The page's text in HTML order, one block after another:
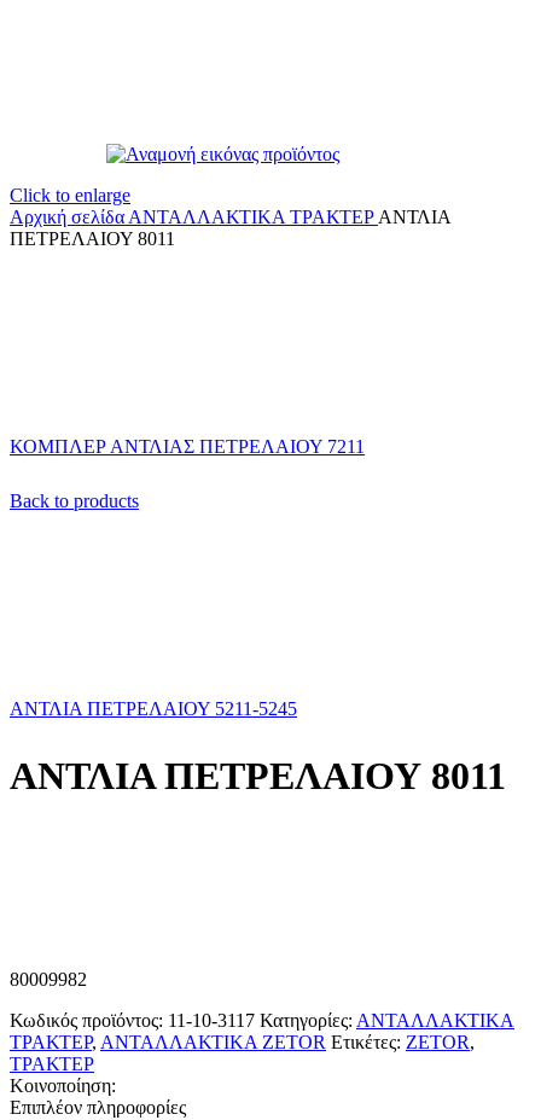
Click to enlarge
Αρχική σελίδα ΑΝΤΑΛΛΑΚΤΙΚΑ ΤΡΑΚΤΕΡ ΑΝΤΛΙΑ
ΠΕΤΡΕΛΑΙΟΥ 8011
ΚΟΜΠΛΕΡ ΑΝΤΛΙΑΣ ΠΕΤΡΕΛΑΙΟΥ 7211
Back to products
ΑΝΤΛΙΑ ΠΕΤΡΕΛΑΙΟΥ 5211-5245
ΑΝΤΛΙΑ ΠΕΤΡΕΛΑΙΟΥ 8011
80009982
Κωδικός προϊόντος: 11-10-3117 Κατηγορίες: ΑΝΤΑΛΛΑΚΤΙΚΑ
ΤΡΑΚΤΕΡ, ΑΝΤΑΛΛΑΚΤΙΚΑ ZETOR Ετικέτες: ZETOR,
ΤΡΑΚΤΕΡ
Κοινοποίηση:
Επιπλέον πληροφορίες